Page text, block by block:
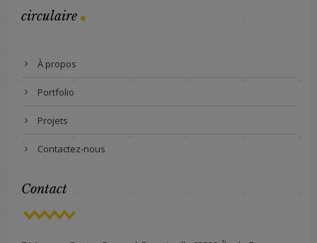
circulaire
À propos
Portfolio
Projets
Contactez-nous
Contact